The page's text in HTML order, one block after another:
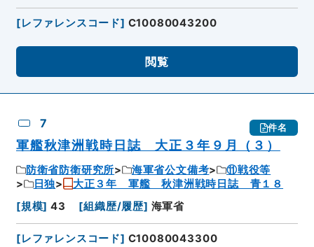
[レファレンスコード] C10080043200
閲覧
7 件名
軍艦秋津洲戦時日誌 大正３年９月（３）
防衛省防衛研究所 海軍省公文備考
⑪戦役等
日独
大正３年 軍艦 秋津洲戦時日誌 青１８
[規模] 43 [組織歴/履歴] 海軍省
[レファレンスコード] C10080043300